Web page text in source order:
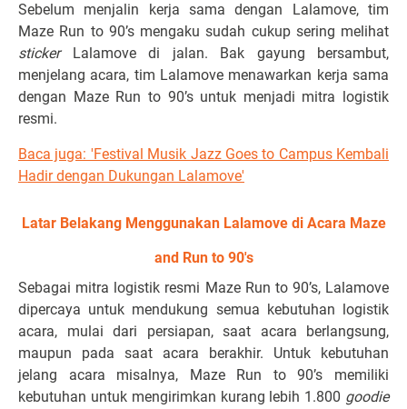
Sebelum menjalin kerja sama dengan Lalamove, tim
Maze Run to 90’s mengaku sudah cukup sering melihat
stickerLalamove di jalan. Bak gayung bersambut,
menjelang acara, tim Lalamove menawarkan kerja sama
dengan Maze Run to 90’s untuk menjadi mitra logistik
resmi.
Baca juga: 'Festival Musik Jazz Goes to Campus Kembali
Hadir dengan Dukungan Lalamove'
Latar Belakang Menggunakan Lalamove di Acara Maze
and Run to 90's
Sebagai mitra logistik resmi Maze Run to 90’s, Lalamove
dipercaya untuk mendukung semua kebutuhan logistik
acara, mulai dari persiapan, saat acara berlangsung,
maupun pada saat acara berakhir. Untuk kebutuhan
jelang acara misalnya, Maze Run to 90’s memiliki
kebutuhan untuk mengirimkan kurang lebih 1.800 goodie